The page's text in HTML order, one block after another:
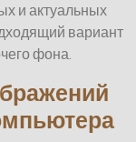
и актуальных
вариант
фона.